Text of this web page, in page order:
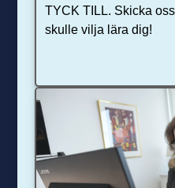
TYCK TILL. Skicka
skulle vilja lära dig!